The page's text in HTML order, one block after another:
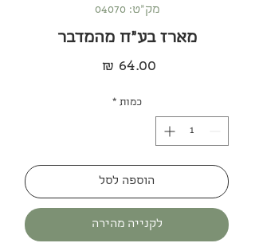
מק"ט: 04070
מארז בע״ח מהמדבר
מחיר
כמות *
הוספה לסל
לקנייה מהירה